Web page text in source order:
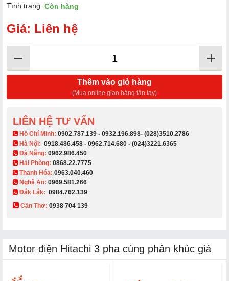
Tình trạng: Còn hàng
Giá: Liên hệ
Thêm vào giỏ hàng
(Mua online giao hàng tận tay)
LIÊN HỆ TƯ VẤN
​ Hồ Chí Minh: 0902.787.139 - 0932.196.898- (028)3510.2786
Hà Nội: 0918.486.458 - 0962.714.680 - (024)3221.6365
Đà Nẵng: 0962.986.450
Hải Phòng: 0868.22.7775
Thanh Hóa: 0963.040.460
Nghệ An: 0969.581.266
Đắk Lắk: 0984.762.139
Cần Thơ: 0938 704 139​
Motor điện Hitachi 3 pha cùng phân khúc giá